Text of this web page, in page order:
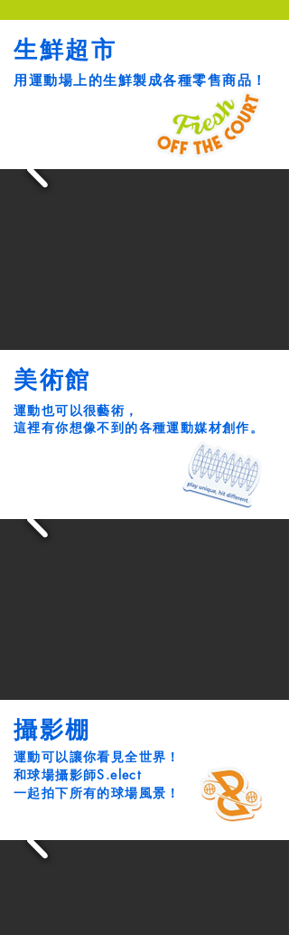
生鮮超市
用運動場上的生鮮製成各種零售商品！
美術館
運動也可以很藝術，
這裡有你想像不到的各種運動媒材創作。
運動可以讓你看見全世界！
和球場攝影師S.elect
一起拍下所有的球場風景！
攝影棚